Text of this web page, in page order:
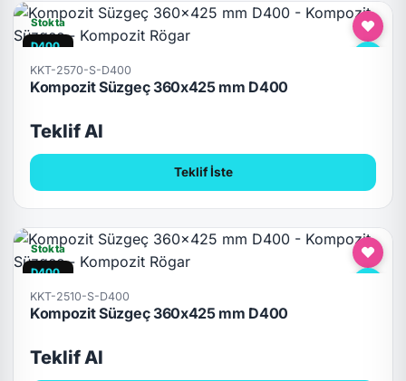
Stokta
D400
KKT-2570-S-D400
Kompozit Süzgeç 360x425 mm D400
Teklif Al
Teklif İste
Stokta
D400
KKT-2510-S-D400
Kompozit Süzgeç 360x425 mm D400
Teklif Al